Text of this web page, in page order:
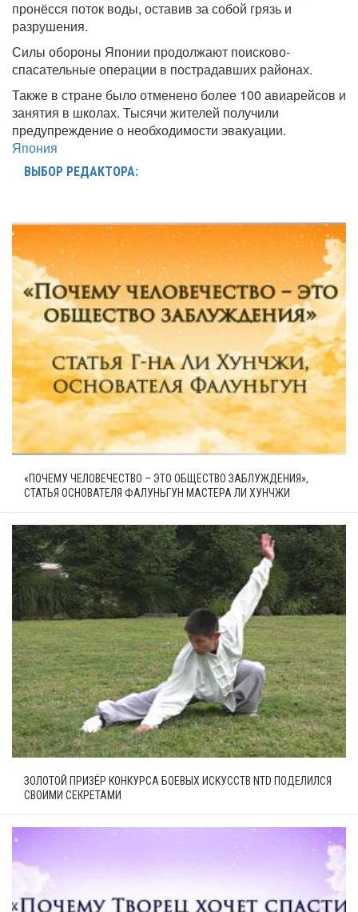
пронёсся поток воды, оставив за собой грязь и
разрушения.
Силы обороны Японии продолжают поисково-
спасательные операции в пострадавших районах.
Также в стране было отменено более 100 авиарейсов и
занятия в школах. Тысячи жителей получили
предупреждение о необходимости эвакуации.
Япония
ВЫБОР РЕДАКТОРА:
«ПОЧЕМУ ЧЕЛОВЕЧЕСТВО – ЭТО ОБЩЕСТВО ЗАБЛУЖДЕНИЯ»,
СТАТЬЯ ОСНОВАТЕЛЯ ФАЛУНЬГУН МАСТЕРА ЛИ ХУНЧЖИ
ЗОЛОТОЙ ПРИЗЁР КОНКУРСА БОЕВЫХ ИСКУССТВ NTD ПОДЕЛИЛСЯ
СВОИМИ СЕКРЕТАМИ